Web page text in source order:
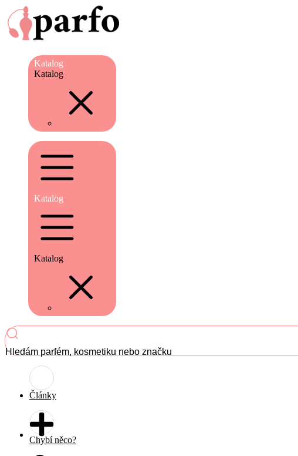
Katalog
Katalog
Katalog
Katalog
Hledám parfém, kosmetiku nebo značku
Články
Chybí něco?